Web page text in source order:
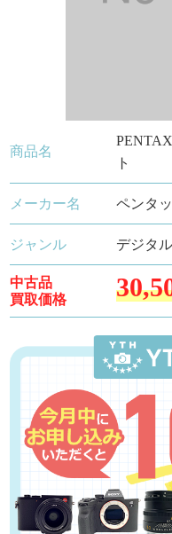
商品名
ト
メーカー名 ペンタ
ジャンル デジタ
中古品
買取価格